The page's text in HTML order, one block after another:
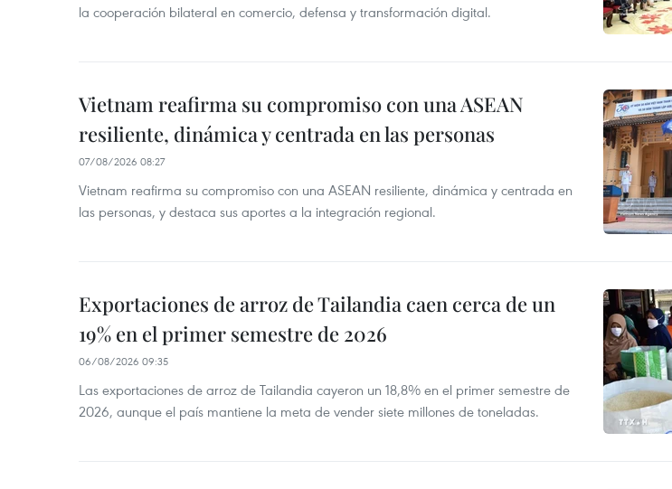
la cooperación bilateral en comercio, defensa y transformación digital.
Vietnam reafirma su compromiso con una ASEAN
resiliente, dinámica y centrada en las personas
07/08/2026 08:27
Vietnam reafirma su compromiso con una ASEAN resiliente, dinámica y centrada en
las personas, y destaca sus aportes a la integración regional.
Exportaciones de arroz de Tailandia caen cerca de un
19% en el primer semestre de 2026
06/08/2026 09:35
Las exportaciones de arroz de Tailandia cayeron un 18,8% en el primer semestre de
2026, aunque el país mantiene la meta de vender siete millones de toneladas.